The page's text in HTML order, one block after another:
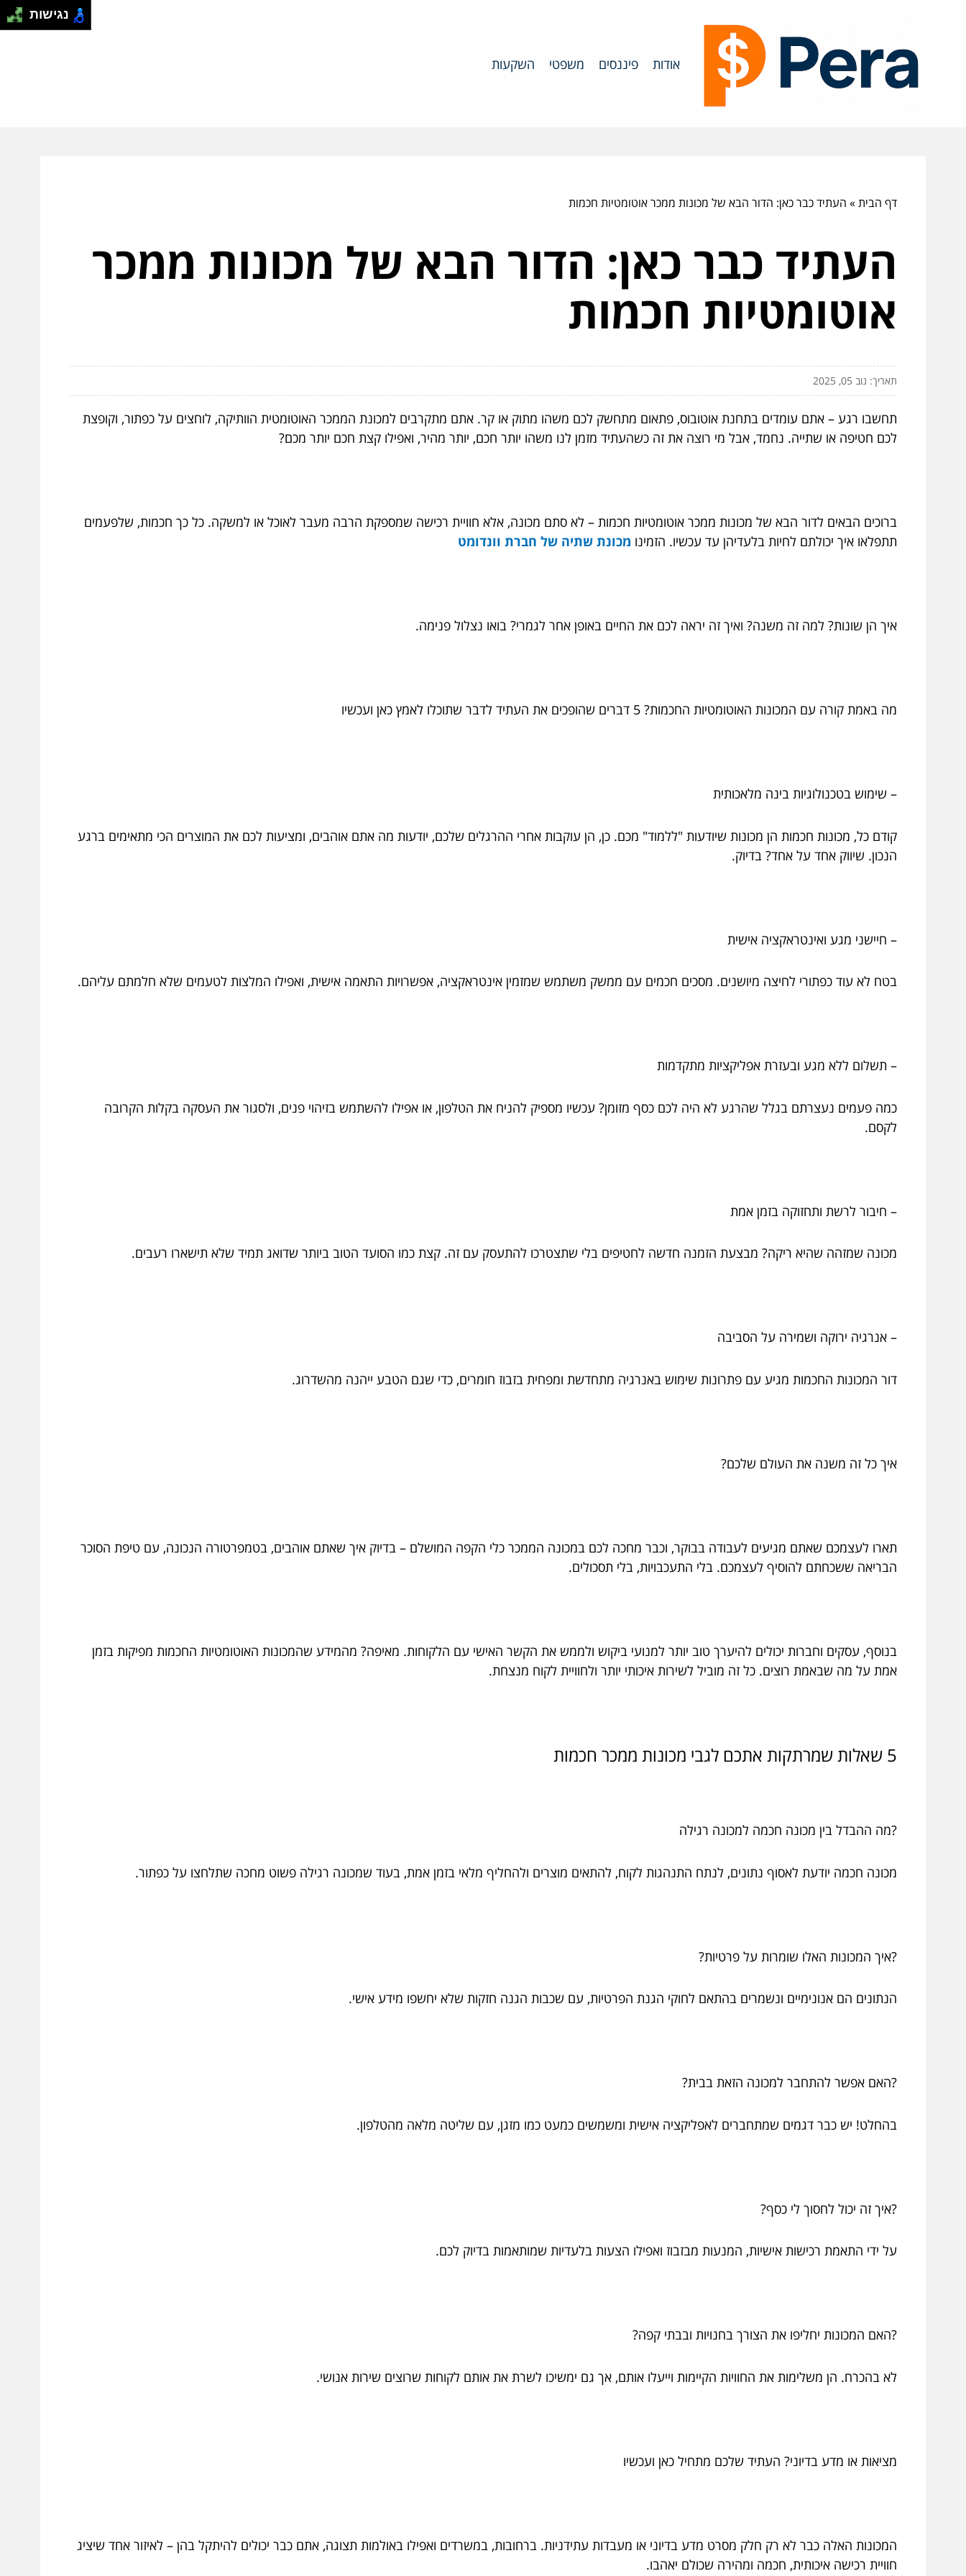
אודות פיננסים משפטי השקעות
דף הבית» העתיד כבר כאן: הדור הבא של מכונות ממכר אוטומטיות חכמות
העתיד כבר כאן: הדור הבא של מכונות ממכר
אוטומטיות חכמות
תאריך: נוב 05, 2025
תחשבו רגע – אתם עומדים בתחנת אוטובוס, פתאום מתחשק לכם משהו מתוק או קר. אתם מתקרבים למכונת הממכר האוטומטית הוותיקה, לוחצים על כפתור, וקופצת
לכם חטיפה או שתייה. נחמד, אבל מי רוצה את זה כשהעתיד מזמן לנו משהו יותר חכם, יותר מהיר, ואפילו קצת חכם יותר מכם?
ברוכים הבאים לדור הבא של מכונות ממכר אוטומטיות חכמות – לא סתם מכונה, אלא חוויית רכישה שמספקת הרבה מעבר לאוכל או למשקה. כל כך חכמות, שלפעמים
תתפלאו איך יכולתם לחיות בלעדיהן עד עכשיו. הזמינו מכונת שתיה של חברת וונדומט
איך הן שונות? למה זה משנה? ואיך זה יראה לכם את החיים באופן אחר לגמרי? בואו נצלול פנימה.
מה באמת קורה עם המכונות האוטומטיות החכמות? 5 דברים שהופכים את העתיד לדבר שתוכלו לאמץ כאן ועכשיו
– שימוש בטכנולוגיות בינה מלאכותית
קודם כל, מכונות חכמות הן מכונות שיודעות "ללמוד" מכם. כן, הן עוקבות אחרי ההרגלים שלכם, יודעות מה אתם אוהבים, ומציעות לכם את המוצרים הכי מתאימים ברגע
הנכון. שיווק אחד על אחד? בדיוק.
– חיישני מגע ואינטראקציה אישית
בטח לא עוד כפתורי לחיצה מיושנים. מסכים חכמים עם ממשק משתמש שמזמין אינטראקציה, אפשרויות התאמה אישית, ואפילו המלצות לטעמים שלא חלמתם עליהם.
– תשלום ללא מגע ובעזרת אפליקציות מתקדמות
כמה פעמים נעצרתם בגלל שהרגע לא היה לכם כסף מזומן? עכשיו מספיק להניח את הטלפון, או אפילו להשתמש בזיהוי פנים, ולסגור את העסקה בקלות הקרובה
לקסם.
– חיבור לרשת ותחזוקה בזמן אמת
מכונה שמזהה שהיא ריקה? מבצעת הזמנה חדשה לחטיפים בלי שתצטרכו להתעסק עם זה. קצת כמו הסועד הטוב ביותר שדואג תמיד שלא תישארו רעבים.
– אנרגיה ירוקה ושמירה על הסביבה
דור המכונות החכמות מגיע עם פתרונות שימוש באנרגיה מתחדשת ומפחית בזבוז חומרים, כדי שגם הטבע ייהנה מהשדרוג.
איך כל זה משנה את העולם שלכם?
תארו לעצמכם שאתם מגיעים לעבודה בבוקר, וכבר מחכה לכם במכונה הממכר כלי הקפה המושלם – בדיוק איך שאתם אוהבים, בטמפרטורה הנכונה, עם טיפת הסוכר
הבריאה ששכחתם להוסיף לעצמכם. בלי התעכבויות, בלי תסכולים.
בנוסף, עסקים וחברות יכולים להיערך טוב יותר למנועי ביקוש ולממש את הקשר האישי עם הלקוחות. מאיפה? מהמידע שהמכונות האוטומטיות החכמות מפיקות בזמן
אמת על מה שבאמת רוצים. כל זה מוביל לשירות איכותי יותר ולחוויית לקוח מנצחת.
5 שאלות שמרתקות אתכם לגבי מכונות ממכר חכמות
?מה ההבדל בין מכונה חכמה למכונה רגילה
מכונה חכמה יודעת לאסוף נתונים, לנתח התנהגות לקוח, להתאים מוצרים ולהחליף מלאי בזמן אמת, בעוד שמכונה רגילה פשוט מחכה שתלחצו על כפתור.
?איך המכונות האלו שומרות על פרטיות?
הנתונים הם אנונימיים ונשמרים בהתאם לחוקי הגנת הפרטיות, עם שכבות הגנה חזקות שלא יחשפו מידע אישי.
?האם אפשר להתחבר למכונה הזאת בבית?
בהחלט! יש כבר דגמים שמתחברים לאפליקציה אישית ומשמשים כמעט כמו מזגן, עם שליטה מלאה מהטלפון.
?איך זה יכול לחסוך לי כסף?
על ידי התאמת רכישות אישיות, המנעות מבזבוז ואפילו הצעות בלעדיות שמותאמות בדיוק לכם.
?האם המכונות יחליפו את הצורך בחנויות ובבתי קפה?
לא בהכרח. הן משלימות את החוויות הקיימות וייעלו אותם, אך גם ימשיכו לשרת את אותם לקוחות שרוצים שירות אנושי.
מציאות או מדע בדיוני? העתיד שלכם מתחיל כאן ועכשיו
המכונות האלה כבר לא רק חלק מסרט מדע בדיוני או מעבדות עתידניות. ברחובות, במשרדים ואפילו באולמות תצוגה, אתם כבר יכולים להיתקל בהן – לאיזור אחד שיציג
חוויית רכישה איכותית, חכמה ומהירה שכולם יאהבו.
נגישות